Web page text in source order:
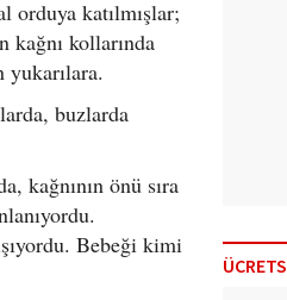
orduya katılmışlar;
kağnı kollarında
yukarılara.
buzlarda
kağnının önü sıra
Bebeği kimi